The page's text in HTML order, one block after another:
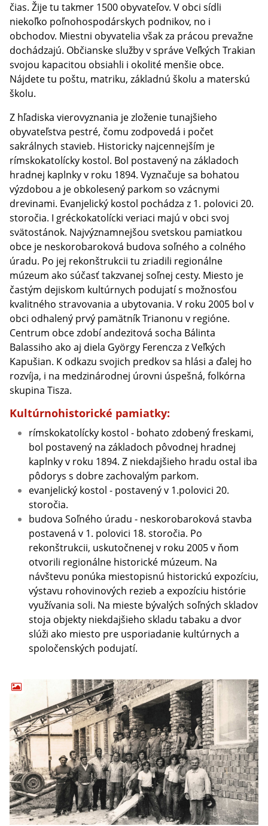
čias. Žije tu takmer 1500 obyvateľov. V obci sídli
niekoľko poľnohospodárskych podnikov, no i
obchodov. Miestni obyvatelia však za prácou prevažne
dochádzajú. Občianske služby v správe Veľkých Trakian
svojou kapacitou obsiahli i okolité menšie obce.
Nájdete tu poštu, matriku, základnú školu a materskú
školu.
Z hľadiska vierovyznania je zloženie tunajšieho
obyvateľstva pestré, čomu zodpovedá i počet
sakrálnych stavieb. Historicky najcennejším je
rímskokatolícky kostol. Bol postavený na základoch
hradnej kaplnky v roku 1894. Vyznačuje sa bohatou
výzdobou a je obkolesený parkom so vzácnymi
drevinami. Evanjelický kostol pochádza z 1. polovici 20.
storočia. I gréckokatolícki veriaci majú v obci svoj
svätostánok. Najvýznamnejšou svetskou pamiatkou
obce je neskorobaroková budova soľného a colného
úradu. Po jej rekonštrukcii tu zriadili regionálne
múzeum ako súčasť takzvanej soľnej cesty. Miesto je
častým dejiskom kultúrnych podujatí s možnosťou
kvalitného stravovania a ubytovania. V roku 2005 bol v
obci odhalený prvý pamätník Trianonu v regióne.
Centrum obce zdobí andezitová socha Bálinta
Balassiho ako aj diela György Ferencza z Veľkých
Kapušian. K odkazu svojich predkov sa hlási a ďalej ho
rozvíja, i na medzinárodnej úrovni úspešná, folkórna
skupina Tisza.
Kultúrnohistorické pamiatky:
rímskokatolícky kostol - bohato zdobený freskami,
bol postavený na základoch pôvodnej hradnej
kaplnky v roku 1894. Z niekdajšieho hradu ostal iba
pôdorys s dobre zachovalým parkom.
evanjelický kostol - postavený v 1.polovici 20.
storočia.
budova Soľného úradu - neskorobaroková stavba
postavená v 1. polovici 18. storočia. Po
rekonštrukcii, uskutočnenej v roku 2005 v ňom
otvorili regionálne historické múzeum. Na
návštevu ponúka miestopisnú historickú expozíciu,
výstavu rohovinových rezieb a expozíciu histórie
využívania soli. Na mieste bývalých soľných skladov
stoja objekty niekdajšieho skladu tabaku a dvor
slúži ako miesto pre usporiadanie kultúrnych a
spoločenských podujatí.